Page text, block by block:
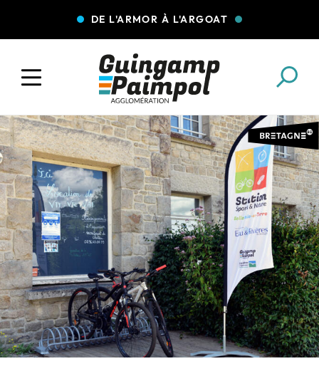
DE L'ARMOR À L'ARGOAT
COLLECTE DES DÉCHETS EAU ET ASSAINISSEMENT
ENFANCE JEUNESSE L'AGGLO' RECRUTE
ASSOCIATIONS PISCINES